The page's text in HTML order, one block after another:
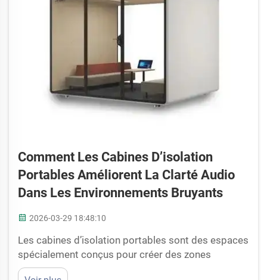
Comment Les Cabines D’isolation
Portables Améliorent La Clarté Audio
Dans Les Environnements Bruyants
2026-03-29 18:48:10
Les cabines d’isolation portables sont des espaces
spécialement conçus pour créer des zones
silencieuses destinées à l’enregistrement sonore.